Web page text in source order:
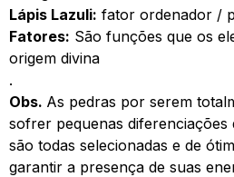
Lápis Lazuli: fator ordenador /
Fatores: São funções que os
origem divina
.
Obs. As pedras por serem
sofrer pequenas
são todas selecionadas e de
garantir a presença de suas